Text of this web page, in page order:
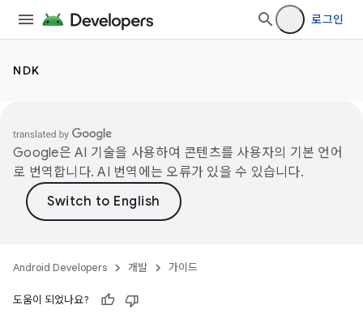
로그인
NDK
Google은 AI 기술을 사용하여 콘텐츠를 사용자의 기본 언어
로 번역합니다. AI 번역에는 오류가 있을 수 있습니다.
Android Developers 개발 가이드
도움이 되었나요?